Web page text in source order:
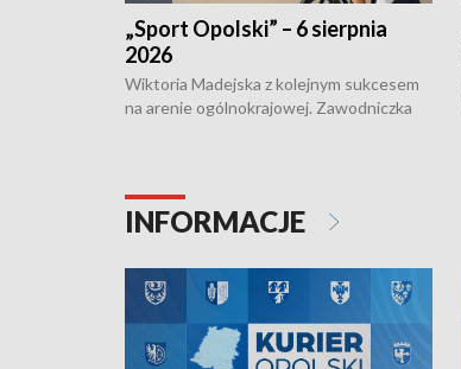
„Sport Opolski” – 6 sierpnia
2026
Wiktoria Madejska z kolejnym sukcesem
na arenie ogólnokrajowej. Zawodniczka
torowym.
INFORMACJE